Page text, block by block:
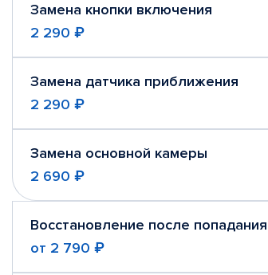
Замена кнопки включения
2 290 ₽
Замена датчика приближения
2 290 ₽
Замена основной камеры
2 690 ₽
Восстановление после
от 2 790 ₽